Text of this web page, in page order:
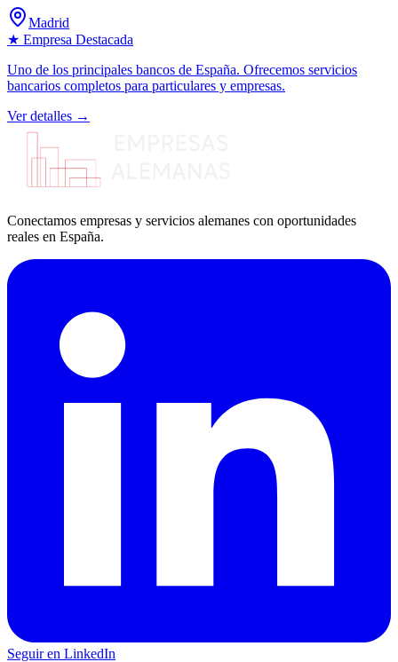
Madrid
★ Empresa Destacada
Uno de los principales bancos de España. Ofrecemos servicios
bancarios completos para particulares y empresas.
Ver detalles →
Conectamos empresas y servicios alemanes con oportunidades
reales en España.
Seguir en LinkedIn